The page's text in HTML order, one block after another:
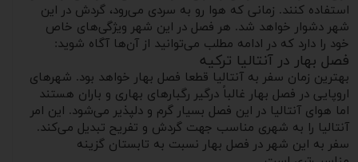
استفاده کنند. زمانی که هوا رو به سردی می‌رود، گردش در این
شهر دشوار خواهد شد. هر فصل در این شهر ویژگی‌های خاص
خود را دارد که در ادامه مطلب می‌توانید از آن‌ها آگاه شوید:
فصل بهار در آنتالیا ترکیه
بهترین زمان سفر به آنتالیا قطعا فصل بهار خواهد بود. شهرهای
اروپایی در فصل بهار غالباً درگیر رگبار‌های بهاری و باران هستند
اما هوای آنتالیا در این فصل بسیار گرم و دلپذیر می‌شود. این امر
آنتالیا را به شهری مناسب جهت گردش و تفریح تبدیل می‌کند.
سفر به این شهر در فصل بهار نسبت به تابستان گزینه